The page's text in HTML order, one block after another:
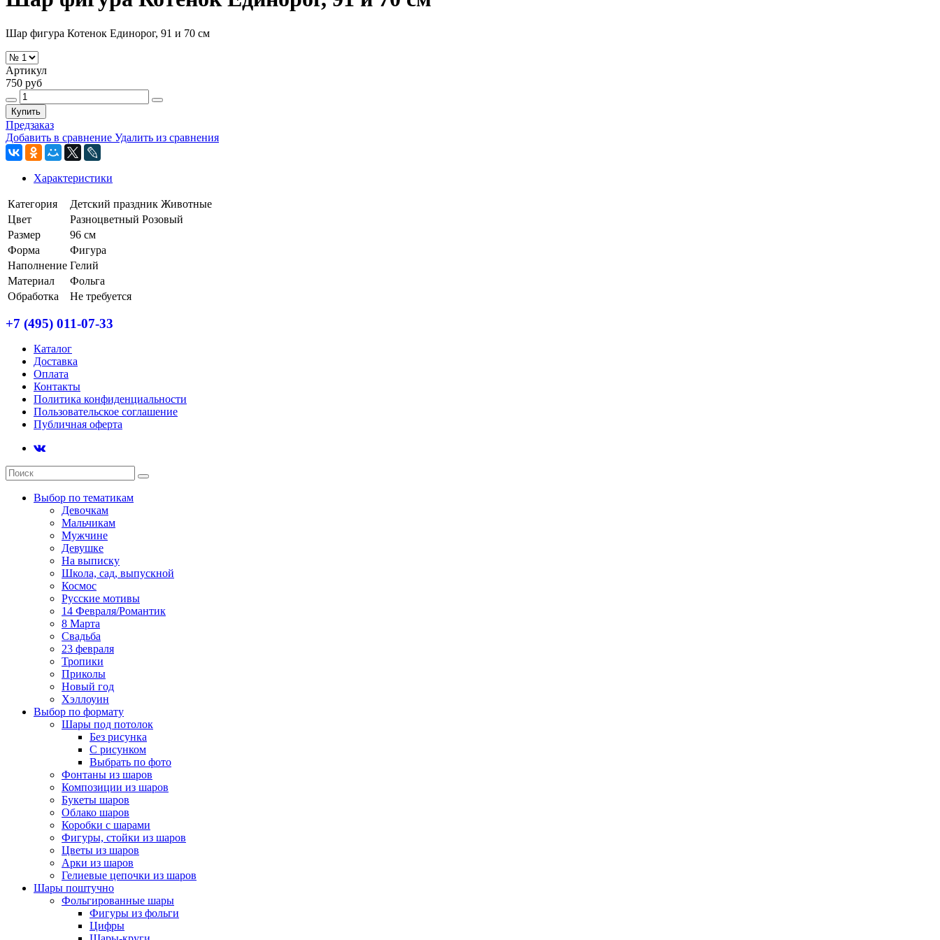
Шар фигура Котенок Единорог, 91 и 70 см
Артикул
750 руб
Купить
Предзаказ
Добавить в сравнение Удалить из сравнения
Характеристики
Категория Детский праздник Животные
Цвет
Разноцветный Розовый
Размер
96 см
Форма
Фигура
Наполнение Гелий
Материал
Фольга
Обработка
Не требуется
+7 (495) 011-07-33
Каталог
Доставка
Оплата
Контакты
Политика конфиденциальности
Пользовательское соглашение
Публичная оферта
Выбор по тематикам
Девочкам
Мальчикам
Мужчине
Девушке
На выписку
Школа, сад, выпускной
Космос
Русские мотивы
14 Февраля/Романтик
8 Марта
Свадьба
23 февраля
Тропики
Приколы
Новый год
Хэллоуин
Выбор по формату
Шары под потолок
Без рисунка
С рисунком
Выбрать по фото
Фонтаны из шаров
Композиции из шаров
Букеты шаров
Облако шаров
Коробки с шарами
Фигуры, стойки из шаров
Цветы из шаров
Арки из шаров
Гелиевые цепочки из шаров
Шары поштучно
Фольгированные шары
Фигуры из фольги
Цифры